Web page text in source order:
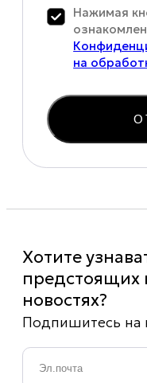
Нажимая
на
Хотите
предстоящих
новостях?
Подпишитесь на
Email